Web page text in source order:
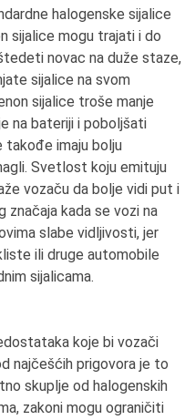
halogenske sijalice
sijalice mogu trajati i do
novac na duže staze,
sijalice na svom
sijalice troše manje
na bateriji i poboljšati
takođe imaju bolju
Svetlost koju emituju
vozaču da bolje vidi put i
značaja kada se vozi na
slabe vidljivosti, jer
ili druge automobile
sijalicama.
koje bi vozači
najčešćih prigovora je to
skuplje od halogenskih
zakoni mogu ograničiti